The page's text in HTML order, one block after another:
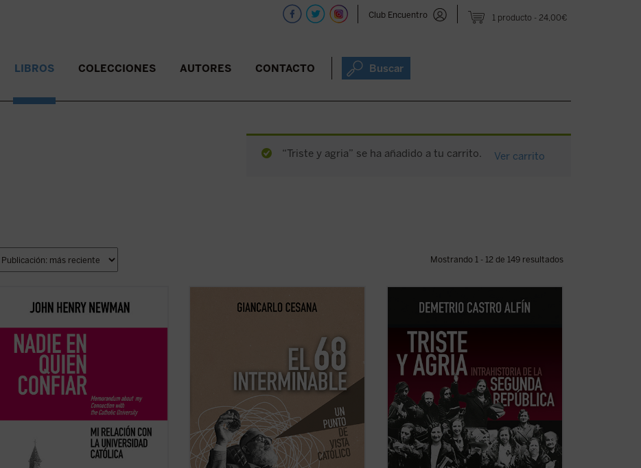
1 producto 24,00€
Club Encuentro
LIBROS COLECCIONES AUTORES CONTACTO Buscar
“Triste y agria” se ha añadido a tu carrito. Ver carrito
Mostrando 1 - 12 de 149 resultados
Este libro recupera el memorando
1873 para dar su versión de aquel
estrepitoso y lamentable fracaso. El
autor desgrana sus constantes
desencuentros con el arzobispo Paul
Cullen y la jerarquía católica, ...
Giancarlo Cesana afirma que vivimos un
acontecimientos de 1968 y la ruptura con
la tradición, considerando también sus
consecuencias sociales, políticas y
morales, normalmente ...
(ver ficha)
Triste y agria. Intrahistoria de la Segunda
mecanismos internos del régimen para
examinar fragilidades estructurales de
sus cimientos políticos y en su fracaso
para lograr la lealtad de grandes
sectores de ...
(ver ficha)